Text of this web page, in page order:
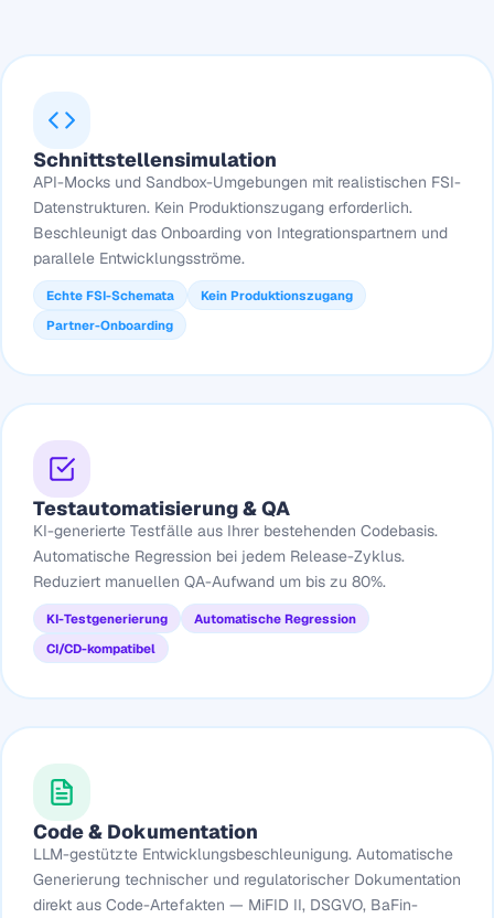
Schnittstellensimulation
API-Mocks und Sandbox-Umgebungen mit realistischen FSI-
Datenstrukturen. Kein Produktionszugang erforderlich.
Beschleunigt das Onboarding von Integrationspartnern und
parallele Entwicklungsströme.
Echte FSI-Schemata
Kein Produktionszugang
Partner-Onboarding
Testautomatisierung & QA
KI-generierte Testfälle aus Ihrer bestehenden Codebasis.
Automatische Regression bei jedem Release-Zyklus.
Reduziert manuellen QA-Aufwand um bis zu 80%.
KI-Testgenerierung
Automatische Regression
CI/CD-kompatibel
Code & Dokumentation
LLM-gestützte Entwicklungsbeschleunigung. Automatische
Generierung technischer und regulatorischer Dokumentation
direkt aus Code-Artefakten — MiFID II, DSGVO, BaFin-